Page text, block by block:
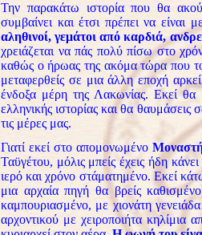
Την παρακάτω ιστορία που θα
συμβαίνει και έτσι πρέπει να
αληθινοί, γεμάτοι από καρδιά,
χρειάζεται να πάς πολύ πίσω στο
καθώς ο ήρωας της ακόμα τώρα που
μεταφερθείς σε μια άλλη εποχή
ένδοξα μέρη της Λακωνίας. Εκεί θα
ελληνικής ιστορίας και θα θαυμάσεις
τις μέρες μας.
Γιατί εκεί στο απομονωμένο
Ταϋγέτου, μόλις μπείς έχεις ήδη
ιερό και χρόνο στάματημένο. Εκεί
μια αρχαία πηγή θα βρείς
καμπουριασμένο, με χιονάτη
αρχοντικού με χειροποιήτα